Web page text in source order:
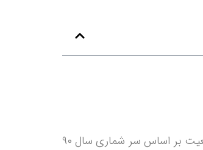
و با وسعتی حدود ۶۴ کیلومتر مربع و با ۴۳۹٬۴۶۷ نفر جمعیت بر اساس سر شماری سال ۹۰